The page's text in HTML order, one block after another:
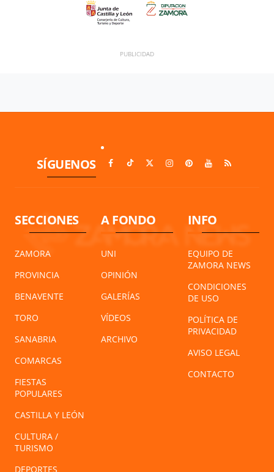
SÍGUENOS
SECCIONES
ZAMORA
PROVINCIA
BENAVENTE
TORO
SANABRIA
COMARCAS
FIESTAS
POPULARES
CASTILLA Y LEÓN
CULTURA /
TURISMO
DEPORTES
A FONDO
UNI
OPINIÓN
GALERÍAS
VÍDEOS
ARCHIVO
INFO
EQUIPO DE
ZAMORA NEWS
CONDICIONES
DE USO
POLÍTICA DE
PRIVACIDAD
AVISO LEGAL
CONTACTO